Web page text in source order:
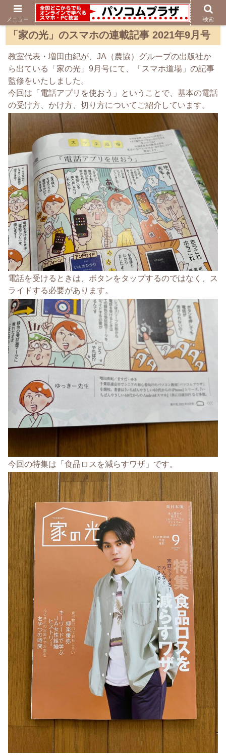
「家の光」のスマホの連載記事 2021年9月号
教室代表・増田由紀が、JA（農協）グループの出版社か
ら出ている「家の光」9月号にて、「スマホ道場」の記事
監修をいたしました。
今回は「電話アプリを使おう」ということで、基本の電話
の受け方、かけ方、切り方についてご紹介しています。
電話を受けるときは、ボタンをタップするのではなく、ス
ライドする必要があります。
今回の特集は「食品ロスを減らすワザ」です。
メニュー 検索